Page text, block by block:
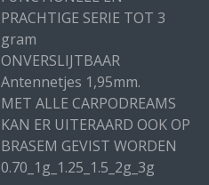
PRACHTIGE SERIE TOT 3
gram
ONVERSLIJTBAAR
Antennetjes 1,95mm.
MET ALLE CARPODREAMS
KAN ER UITERAARD OOK OP
BRASEM GEVIST WORDEN
0.70_1g_1.25_1.5_2g_3g